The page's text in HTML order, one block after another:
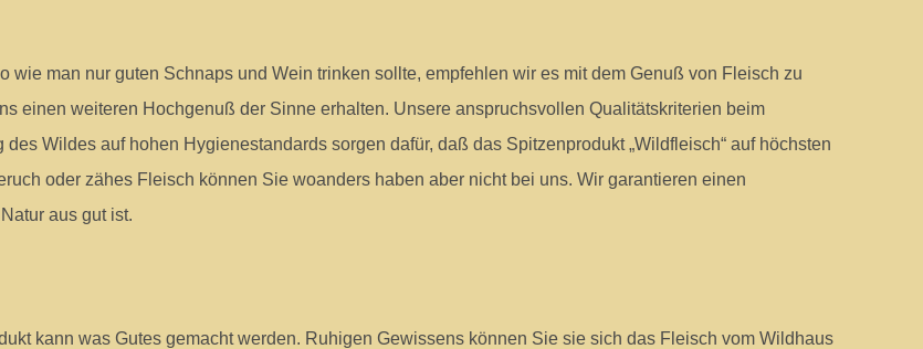
man nur guten Schnaps und Wein trinken sollte, empfehlen wir es mit dem Genuß von Fleisch zu
einen weiteren Hochgenuß der Sinne erhalten. Unsere anspruchsvollen Qualitätskriterien beim
Wildes auf hohen Hygienestandards sorgen dafür, daß das Spitzenprodukt „Wildfleisch“ auf höchsten
oder zähes Fleisch können Sie woanders haben aber nicht bei uns. Wir garantieren einen
aus gut ist.
kann was Gutes gemacht werden. Ruhigen Gewissens können Sie sie sich das Fleisch vom Wildhaus